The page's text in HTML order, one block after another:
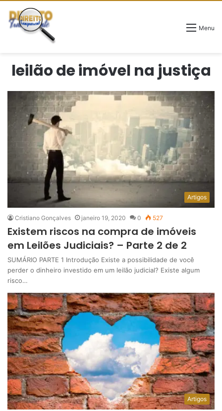
Menu
leilão de imóvel na justiça
Artigos
Cristiano Gonçalves janeiro 19, 2020 0 527
Existem riscos na compra de imóveis
em Leilões Judiciais? – Parte 2 de 2
SUMÁRIO PARTE 1 Introdução Existe a possibilidade de você
perder o dinheiro investido em um leilão judicial? Existe algum
risco…
Artigos